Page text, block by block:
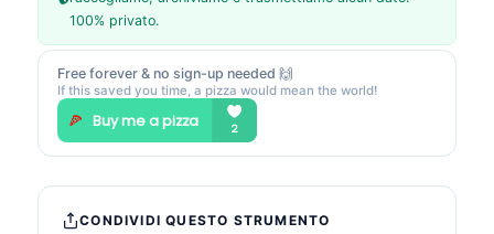
100% privato.
Free forever & no sign-up needed 🙌
If this saved you time, a pizza would mean the world!
CONDIVIDI QUESTO STRUMENTO